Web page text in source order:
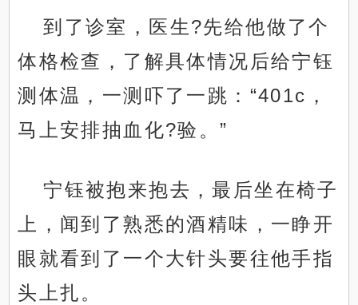
到了诊室，医生?先给他做了个
体格检查，了解具体情况后给宁钰
测体温，一测吓了一跳：“401c，
马上安排抽血化?验。”
宁钰被抱来抱去，最后坐在椅子
上，闻到了熟悉的酒精味，一睁开
眼就看到了一个大针头要往他手指
头上扎。